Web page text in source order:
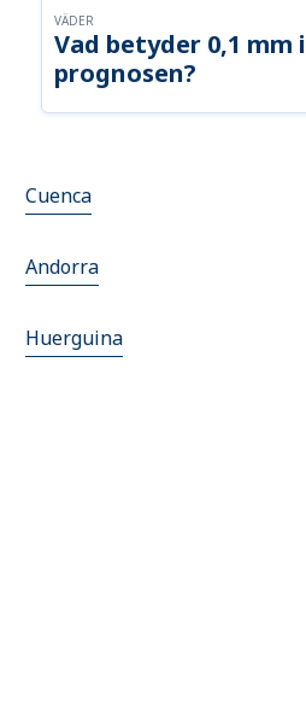
Vad betyder 0,1 mm i
prognosen?
VÄDER
Cuenca
Andorra
Huerguina